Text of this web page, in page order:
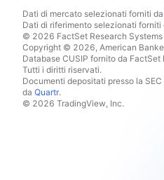
Dati di mercato selezionati forniti da
Dati di riferimento selezionati
© 2026 FactSet Research Systems
Copyright © 2026, American
Database CUSIP fornito da FactSet
Tutti i diritti riservati.
Documenti depositati presso la
da Quartr.
© 2026 TradingView, Inc.